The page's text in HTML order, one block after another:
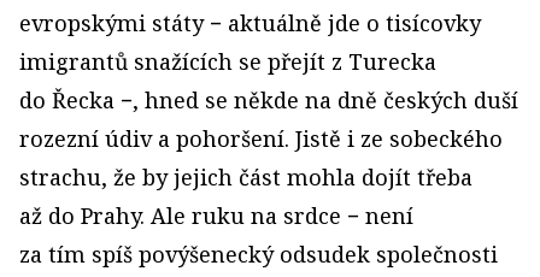
evropskými státy − aktuálně jde o tisícovky
imigrantů snažících se přejít z Turecka
do Řecka −, hned se někde na dně českých duší
rozezní údiv a pohoršení. Jistě i ze sobeckého
strachu, že by jejich část mohla dojít třeba
až do Prahy. Ale ruku na srdce − není
za tím spíš povýšenecký odsudek společnosti